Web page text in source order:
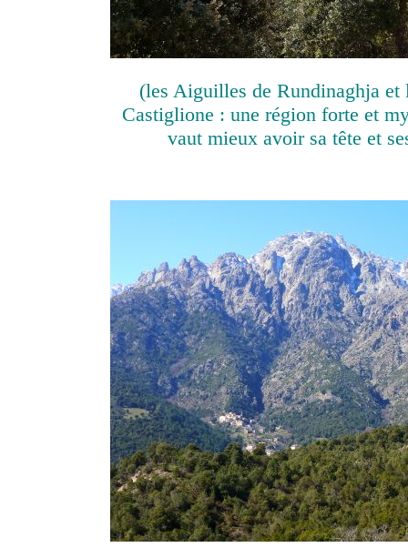
(les Aiguilles de Rundinaghja
Castiglione : une région forte et
vaut mieux avoir sa tête et